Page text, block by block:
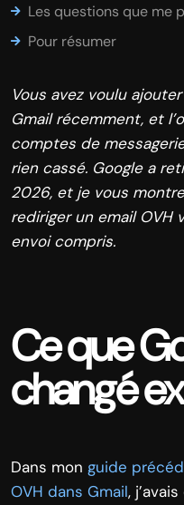
Les questions que me
Pour résumer
Vous avez voulu
Gmail récemment, et
comptes de
rien cassé. Google a
2026, et je vous
rediriger un email OVH
envoi compris.
Ce que
changé
Dans mon guide
OVH dans Gmail,